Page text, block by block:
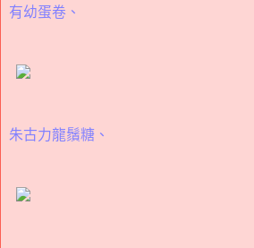
有幼蛋卷、
朱古力龍鬚糖、